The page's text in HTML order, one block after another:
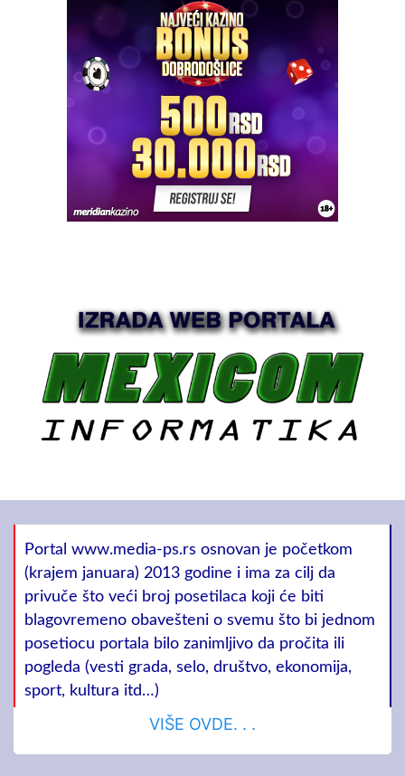
Portal www.media-ps.rs osnovan je početkom
(krajem januara) 2013 godine i ima za cilj da
privuče što veći broj posetilaca koji će biti
blagovremeno obavešteni o svemu što bi jednom
posetiocu portala bilo zanimljivo da pročita ili
pogleda (vesti grada, selo, društvo, ekonomija,
sport, kultura itd…)
VIŠE OVDE. . .